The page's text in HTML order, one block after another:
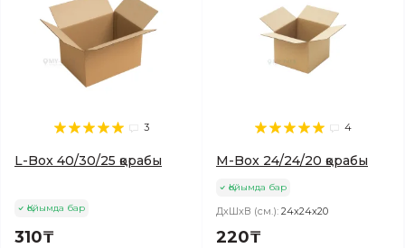
3
L-Box 40/30/25 қорабы
Қойымда бар
310₸
4
M-Box 24/24/20 қорабы
Қойымда бар
ДхШхВ (см.): 24х24х20
220₸